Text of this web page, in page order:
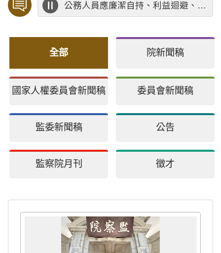
公務人員應廉潔自持、利益迴避、依法公正執行公務～考試院公務人員保障暨培訓委員會～
全部 院新聞稿
國家人權委員會新聞稿 委員會新聞稿
監委新聞稿 公告
監察院月刊 徵才